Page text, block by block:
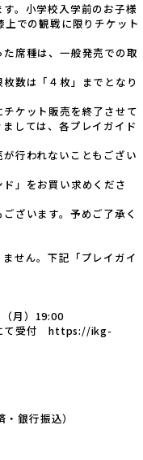
。小学校入学前のお子様
での観戦に限りチケット
席種は、一般発売での取
数は「４枚」までとなり
ケット販売を終了させて
しては、各プレイガイド
行われないこともござい
」をお買い求めくださ
ざいます。予めご了承く
せん。下記「プレイガイ
月）19:00
て受付https://ikg-
銀行振込）